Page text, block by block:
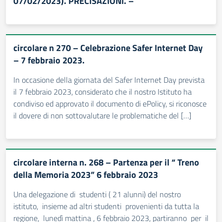
circolare n 270 – Celebrazione Safer Internet Day
– 7 febbraio 2023.
In occasione della giornata del Safer Internet Day prevista
il 7 febbraio 2023, considerato che il nostro Istituto ha
condiviso ed approvato il documento di ePolicy, si riconosce
il dovere di non sottovalutare le problematiche del […]
circolare interna n. 268 – Partenza per il “ Treno
della Memoria 2023” 6 febbraio 2023
Una delegazione di studenti ( 21 alunni) del nostro
istituto, insieme ad altri studenti provenienti da tutta la
regione, lunedì mattina , 6 febbraio 2023, partiranno per il